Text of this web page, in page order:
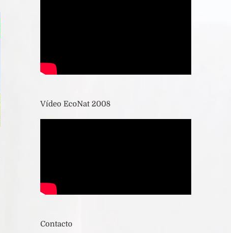
Vídeo EcoNat 2008
Contacto